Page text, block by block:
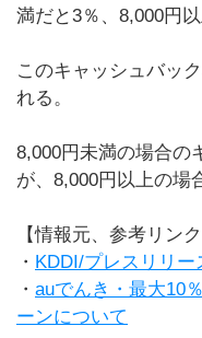
満だと3％、8,000円
このキャッシュバッ
れる。
8,000円未満の場合の
が、8,000円以上の場
【情報元、参考リンク
・ KDDI/プレスリリー
・ auでんき・最大10
ーンについて